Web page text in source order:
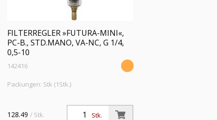
FILTERREGLER »FUTURA-MINI«,
PC-B., STD.MANO, VA-NC, G 1/4,
0,5-10
142416
Packungen: Stk (1Stk.)
Stk.
128.49 / Stk.